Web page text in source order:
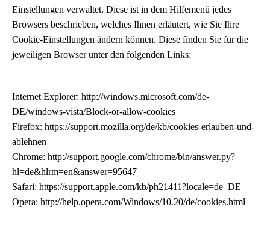
Einstellungen verwaltet. Diese ist in dem Hilfemenü jedes
Browsers beschrieben, welches Ihnen erläutert, wie Sie Ihre
Cookie-Einstellungen ändern können. Diese finden Sie für die
jeweiligen Browser unter den folgenden Links:
Internet Explorer: http://windows.microsoft.com/de-
DE/windows-vista/Block-or-allow-cookies
Firefox: https://support.mozilla.org/de/kb/cookies-erlauben-und-
ablehnen
Chrome: http://support.google.com/chrome/bin/answer.py?
hl=de&hlrm=en&answer=95647
Safari: https://support.apple.com/kb/ph21411?locale=de_DE
Opera: http://help.opera.com/Windows/10.20/de/cookies.html